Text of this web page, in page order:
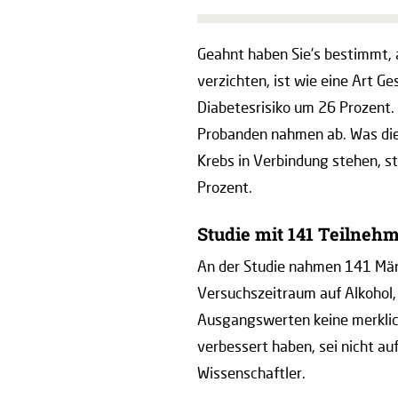
Geahnt haben Sie’s
verzichten, ist wie eine Art
Diabetesrisiko um 26
Probanden nahmen ab. Was
Krebs in Verbindung stehen,
Prozent.
Studie mit 141
An der Studie nahmen 141
Versuchszeitraum auf
Ausgangswerten keine
verbessert haben, sei nicht
Wissenschaftler.